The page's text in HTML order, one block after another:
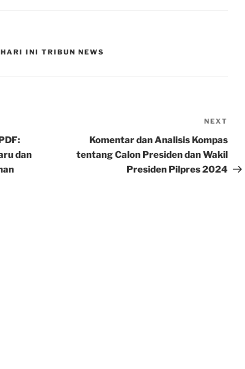
INI TRIBUN NEWS
dan
Post
NEXT
Komentar dan Analisis Kompas
tentang Calon Presiden dan Wakil
Presiden Pilpres 2024